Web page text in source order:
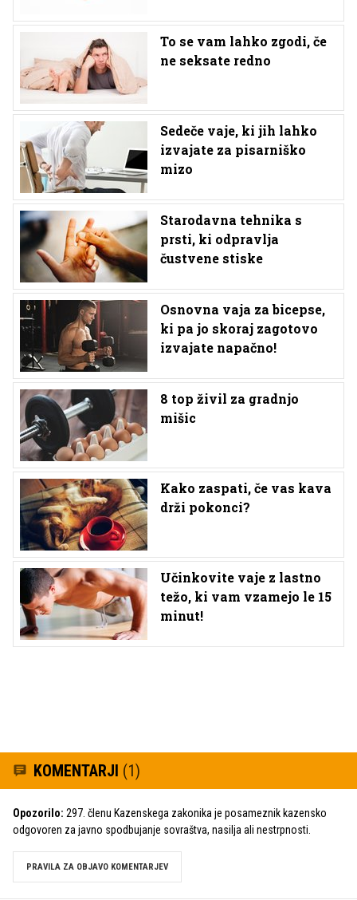
To se vam lahko zgodi, če
ne seksate redno
Sedeče vaje, ki jih lahko
izvajate za pisarniško
mizo
Starodavna tehnika s
prsti, ki odpravlja
čustvene stiske
Osnovna vaja za bicepse,
ki pa jo skoraj zagotovo
izvajate napačno!
8 top živil za gradnjo
mišic
Kako zaspati, če vas kava
drži pokonci?
Učinkovite vaje z lastno
težo, ki vam vzamejo le 15
minut!
KOMENTARJI (1)
Opozorilo: 297. členu Kazenskega zakonika je posameznik kazensko
odgovoren za javno spodbujanje sovraštva, nasilja ali nestrpnosti.
PRAVILA ZA OBJAVO KOMENTARJEV